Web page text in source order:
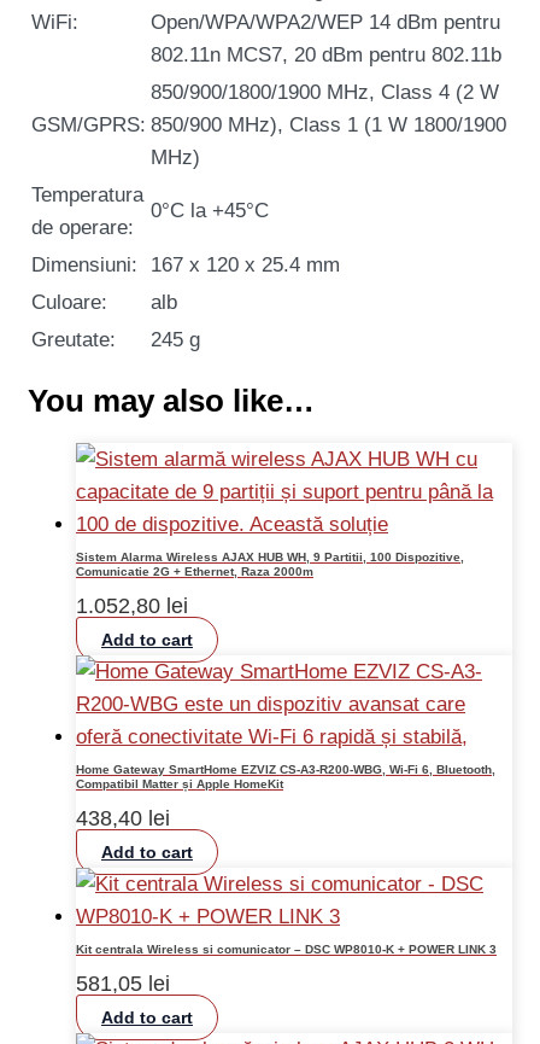
WiFi:
Open/WPA/WPA2/WEP 14 dBm pentru
802.11n MCS7, 20 dBm pentru 802.11b
GSM/GPRS:
850/900/1800/1900 MHz, Class 4 (2 W
850/900 MHz), Class 1 (1 W 1800/1900
MHz)
Temperatura
de operare:
0°C la +45°C
Dimensiuni:
167 x 120 x 25.4 mm
Culoare:
alb
Greutate:
245 g
You may also like…
Sistem Alarma Wireless AJAX HUB WH, 9 Partitii, 100 Dispozitive,
Comunicatie 2G + Ethernet, Raza 2000m
1.052,80 lei
Add to cart
Home Gateway SmartHome EZVIZ CS-A3-R200-WBG, Wi-Fi 6, Bluetooth,
Compatibil Matter și Apple HomeKit
438,40 lei
Add to cart
Kit centrala Wireless si comunicator – DSC WP8010-K + POWER LINK 3
581,05 lei
Add to cart